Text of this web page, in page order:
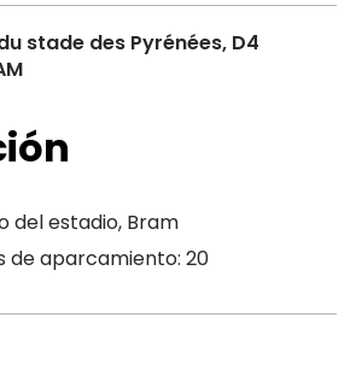
stade des Pyrénées, D4
del estadio, Bram
de aparcamiento: 20